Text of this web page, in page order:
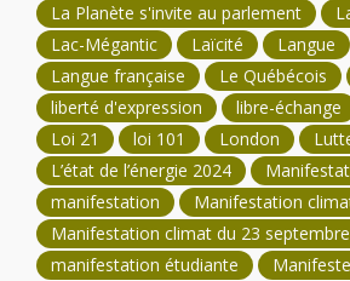
La Planète s'invite au parlement
Lac-Mégantic
Laïcité
Langue
Langue française
Le Québécois
liberté d'expression
libre-échange
Loi 21
loi 101 London
L’état de l’énergie 2024
manifestation
Manifestation
Manifestation climat du 23
manifestation étudiante